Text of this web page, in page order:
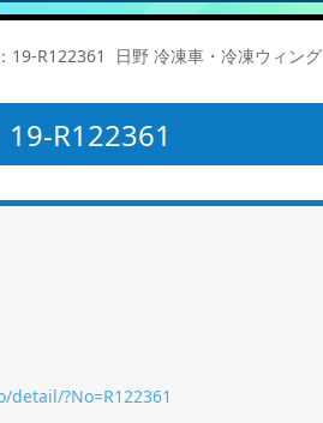
19-R122361 日野 冷凍車・冷凍ウィング
R122361
?No=R122361